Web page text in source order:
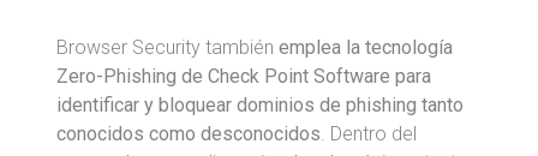
Browser Security tambiénemplea la tecnología
Zero-Phishing de Check Point Software para
identificar y bloquear dominios de phishing tanto
conocidos como desconocidos. Dentro del